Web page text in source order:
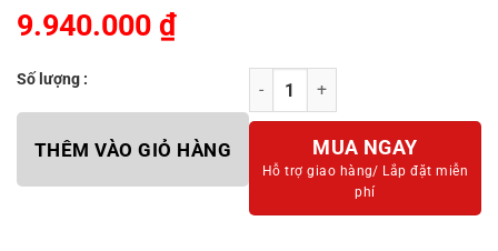
9.940.000 ₫
Số lượng : Tủ lãnh đạo Nasi N-C31 số lượng
THÊM VÀO GIỎ HÀNG MUA NGAY
Hỗ trợ giao hàng/ Lắp đặt miễn
phí